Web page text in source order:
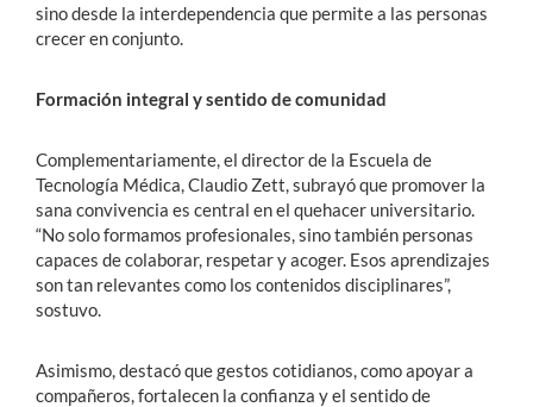
sino desde la interdependencia que permite a las personas
crecer en conjunto.
Formación integral y sentido de comunidad
Complementariamente, el director de la Escuela de
Tecnología Médica, Claudio Zett, subrayó que promover la
sana convivencia es central en el quehacer universitario.
“No solo formamos profesionales, sino también personas
capaces de colaborar, respetar y acoger. Esos aprendizajes
son tan relevantes como los contenidos disciplinares”,
sostuvo.
Asimismo, destacó que gestos cotidianos, como apoyar a
compañeros, fortalecen la confianza y el sentido de